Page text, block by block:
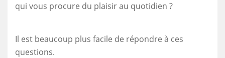
qui vous procure du plaisir au quotidien ?
Il est beaucoup plus facile de répondre à ces
questions.